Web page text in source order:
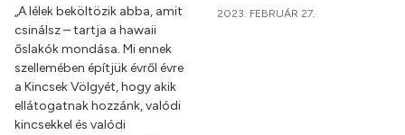
„A lélek beköltözik abba, amit
csinálsz – tartja a hawaii
őslakók mondása. Mi ennek
szellemében építjük évről évre
a Kincsek Völgyét, hogy akik
ellátogatnak hozzánk, valódi
kincsekkel és valódi
2023. FEBRUÁR 27.